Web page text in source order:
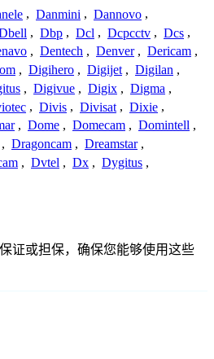
, Danmini , Dannovo ,
, Dbp , Dcl , Dcpcctv , Dcs ,
, Dentech , Denver , Dericam ,
, Digihero , Digijet , Digilan ,
, Digivue , Digix , Digma ,
, Divis , Divisat , Dixie ,
, Dome , Domecam , Domintell ,
, Dragoncam , Dreamstar ,
, Dvtel , Dx , Dygitus ,
证或担保，确保您能够使用这些